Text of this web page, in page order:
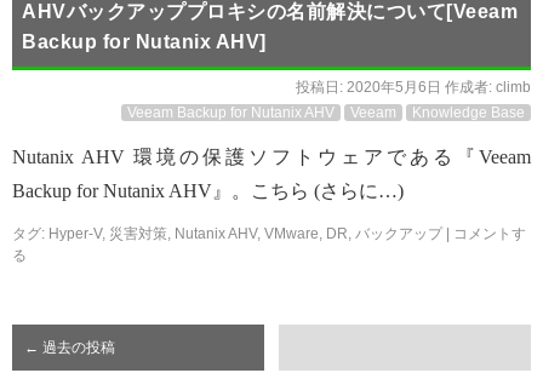
AHVバックアッププロキシの名前解決について[Veeam
Backup for Nutanix AHV]
投稿日: 2020年5月6日 作成者: climb
Veeam Backup for Nutanix AHV
Veeam Knowledge Base
Nutanix AHV 環境の保護ソフトウェアである『Veeam
Backup for Nutanix AHV』。こちら (さらに…)
タグ: Hyper-V, 災害対策, Nutanix AHV, VMware, DR, バックアップ
コメントす
る
← 過去の投稿